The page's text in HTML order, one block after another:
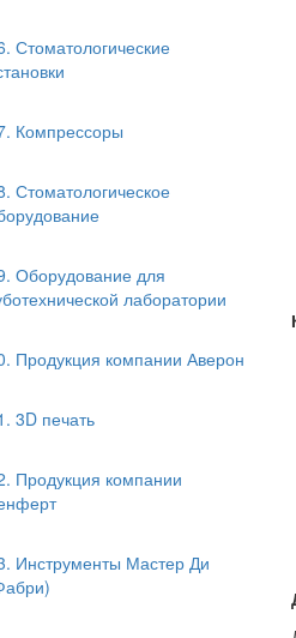
Стоматологические
Компрессоры
Стоматологическое
Оборудование для
лаборатории
Продукция компании Аверон
3D печать
Продукция компании
Инструменты Мастер Ди